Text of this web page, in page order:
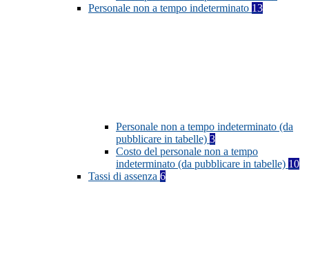
Personale non a tempo indeterminato 13
Personale non a tempo indeterminato (da
pubblicare in tabelle) 3
Costo del personale non a tempo
indeterminato (da pubblicare in tabelle) 10
Tassi di assenza 6